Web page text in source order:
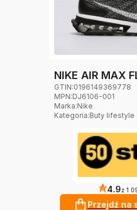
NIKE AIR MAX
GTIN:0196149369778
MPN:DJ6106-001
Marka:Nike
Kategoria:Buty lifestyle
4.9z 1
Przejdź na